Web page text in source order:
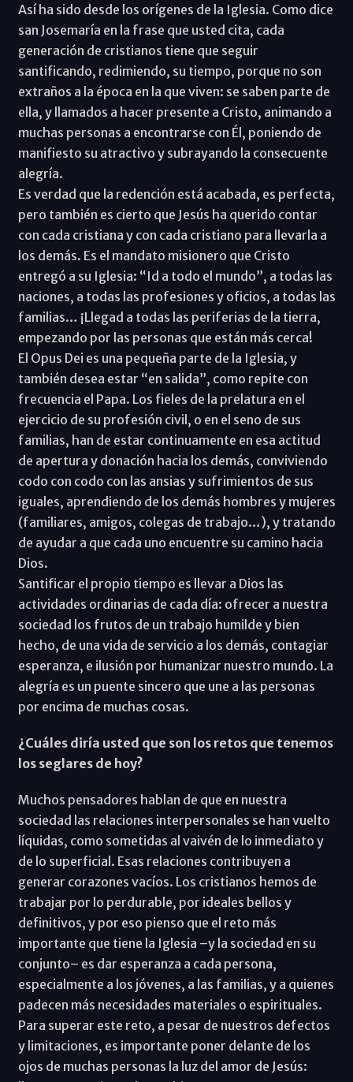
Así ha sido desde los orígenes de la Iglesia. Como dice
san Josemaría en la frase que usted cita, cada
generación de cristianos tiene que seguir
santificando, redimiendo, su tiempo, porque no son
extraños a la época en la que viven: se saben parte de
ella, y llamados a hacer presente a Cristo, animando a
muchas personas a encontrarse con Él, poniendo de
manifiesto su atractivo y subrayando la consecuente
alegría.
Es verdad que la redención está acabada, es perfecta,
pero también es cierto que Jesús ha querido contar
con cada cristiana y con cada cristiano para llevarla a
los demás. Es el mandato misionero que Cristo
entregó a su Iglesia: “Id a todo el mundo”, a todas las
naciones, a todas las profesiones y oficios, a todas las
familias… ¡Llegad a todas las periferias de la tierra,
empezando por las personas que están más cerca!
El Opus Dei es una pequeña parte de la Iglesia, y
también desea estar “en salida”, como repite con
frecuencia el Papa. Los fieles de la prelatura en el
ejercicio de su profesión civil, o en el seno de sus
familias, han de estar continuamente en esa actitud
de apertura y donación hacia los demás, conviviendo
codo con codo con las ansias y sufrimientos de sus
iguales, aprendiendo de los demás hombres y mujeres
(familiares, amigos, colegas de trabajo…), y tratando
de ayudar a que cada uno encuentre su camino hacia
Dios.
Santificar el propio tiempo es llevar a Dios las
actividades ordinarias de cada día: ofrecer a nuestra
sociedad los frutos de un trabajo humilde y bien
hecho, de una vida de servicio a los demás, contagiar
esperanza, e ilusión por humanizar nuestro mundo. La
alegría es un puente sincero que une a las personas
por encima de muchas cosas.
¿Cuáles diría usted que son los retos que tenemos
los seglares de hoy?
Muchos pensadores hablan de que en nuestra
sociedad las relaciones interpersonales se han vuelto
líquidas, como sometidas al vaivén de lo inmediato y
de lo superficial. Esas relaciones contribuyen a
generar corazones vacíos. Los cristianos hemos de
trabajar por lo perdurable, por ideales bellos y
definitivos, y por eso pienso que el reto más
importante que tiene la Iglesia –y la sociedad en su
conjunto– es dar esperanza a cada persona,
especialmente a los jóvenes, a las familias, y a quienes
padecen más necesidades materiales o espirituales.
Para superar este reto, a pesar de nuestros defectos
y limitaciones, es importante poner delante de los
ojos de muchas personas la luz del amor de Jesús: